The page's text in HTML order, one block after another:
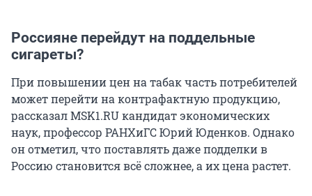
Россияне перейдут на поддельные
сигареты?
При повышении цен на табак часть потребителей
может перейти на контрафактную продукцию,
рассказал MSK1.RU кандидат экономических
наук, профессор РАНХиГС Юрий Юденков. Однако
он отметил, что поставлять даже подделки в
Россию становится всё сложнее, а их цена растет.